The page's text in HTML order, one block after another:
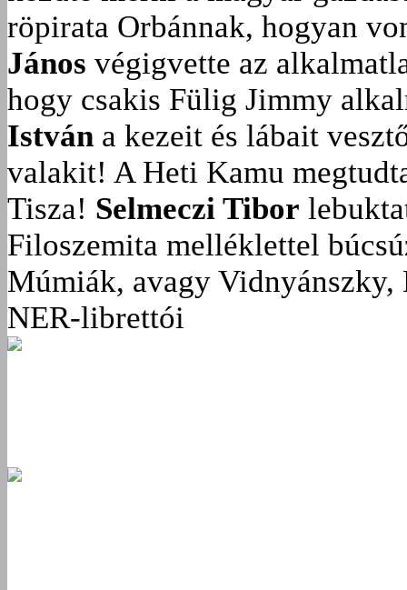
röpirata Orbánnak, hogyan
János végigvette az
hogy csakis Fülig Jimmy
István a kezeit és lábait
valakit! A Heti Kamu
Tisza! Selmeczi Tibor
Filoszemita melléklettel
Múmiák, avagy Vidnyánszky,
NER-librettói